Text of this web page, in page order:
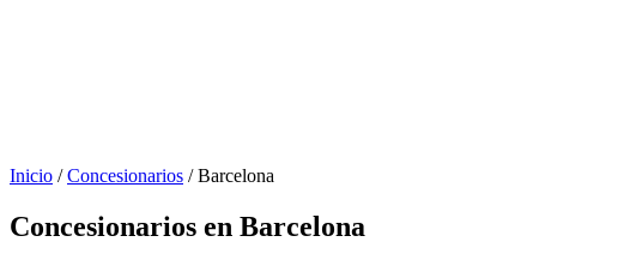
Inicio / Concesionarios / Barcelona
Concesionarios en Barcelona